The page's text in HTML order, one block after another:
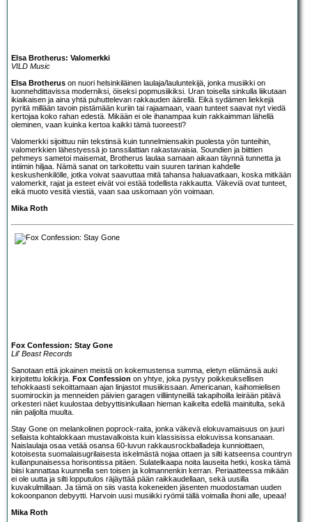
Elsa Brotherus: Valomerkki
VILD Music
Elsa Brotherus on nuori helsinkiläinen laulaja/lauluntekijä, jonka musiikki on
luonnehdittavissa moderniksi, öiseksi popmusiikiksi. Uran toisella sinkulla liikutaan
ikiaikaisen ja aina yhtä puhuttelevan rakkauden äärellä. Eikä sydämen liekkejä
pyritä millään tavoin pistämään kuriin tai rajaamaan, vaan tunteet saavat nyt viedä
kertojaa koko rahan edestä. Mikään ei ole ihanampaa kuin rakkaimman lähellä
oleminen, vaan kuinka kertoa kaikki tämä tuoreesti?
Valomerkki sijoittuu niin tekstinsä kuin tunnelmiensakin puolesta yön tunteihin,
valomerkkien lähestyessä jo tanssilattian rakastavaisia. Soundien ja biittien
pehmeys sametoi maisemat, Brotherus laulaa samaan aikaan täynnä tunnetta ja
intiimin hiljaa. Nämä sanat on tarkoitettu vain suuren tarinan kahdelle
keskushenkilölle, jotka voivat saavuttaa mitä tahansa haluavatkaan, koska mitkään
valomerkit, rajat ja esteet eivät voi estää todellista rakkautta. Väkeviä ovat tunteet,
eikä muoto vesitä viestiä, vaan saa uskomaan yön voimaan.
Mika Roth
Fox Confession: Stay Gone
Lil' Beast Records
Sanotaan että jokainen meistä on kokemustensa summa, eletyn elämänsä auki
kirjoitettu lokikirja. Fox Confession on yhtye, joka pystyy poikkeuksellisen
tehokkaasti sekoittamaan ajan linjastot musiikissaan. Americanan, kaihomielisen
suomirockin ja menneiden päivien garagen villiintyneillä takapihoilla leirään pitävä
orkesteri näet kuulostaa debyyttisinkullaan hieman kaikelta edellä mainitulta, sekä
niin paljolta muulta.
Stay Gone on melankolinen poprock-raita, jonka väkevä elokuvamaisuus on juuri
sellaista kohtalokkaan mustavalkoista kuin klassisissa elokuvissa konsanaan.
Naislaulaja osaa vetää osansa 60-luvun rakkausrockballadeja kunnioittaen,
kotoisesta suomalaisugrilaisesta iskelmästä nojaa ottaen ja silti katseensa countryn
kullanpunaisessa horisontissa pitäen. Sulatelkaapa noita lauseita hetki, koska tämä
biisi kannattaa kuunnella sen toisen ja kolmannenkin kerran. Periaatteessa mikään
ei ole uutta ja silti lopputulos räjäyttää pään raikkaudellaan, sekä uusilla
kuvakulmillaan. Ja tämä on siis vasta kokeneiden jäsenten muodostaman uuden
kokoonpanon debyytti. Harvoin uusi musiikki ryömii tällä voimalla ihoni alle, upeaa!
Mika Roth